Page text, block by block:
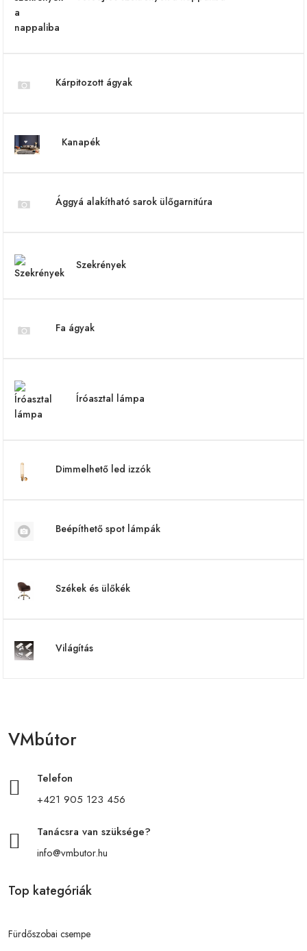
Kárpitozott ágyak
Kanapék
Ággyá alakítható sarok ülőgarnitúra
Szekrények
Fa ágyak
Íróasztal lámpa
Dimmelhető led izzók
Beépíthető spot lámpák
Székek és ülőkék
Világítás
VMbútor
Telefon
+421 905 123 456
Tanácsra van szüksége?
info@vmbutor.hu
Top kategóriák
Fürdőszobai csempe